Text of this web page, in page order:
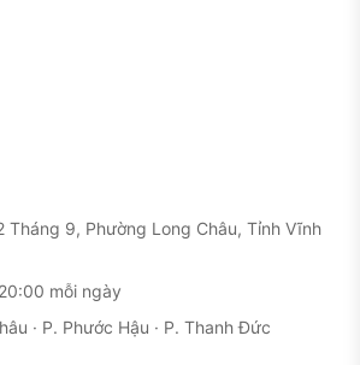
Tháng 9, Phường Long Châu, Tỉnh Vĩnh
mỗi ngày
· P. Phước Hậu · P. Thanh Đức